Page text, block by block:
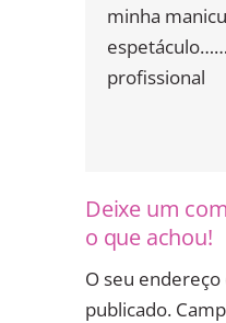
minha
profissional
Deixe um
o que achou!
O seu
publicado.